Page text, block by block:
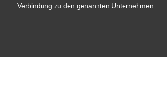
Verbindung zu den genannten Unternehmen.